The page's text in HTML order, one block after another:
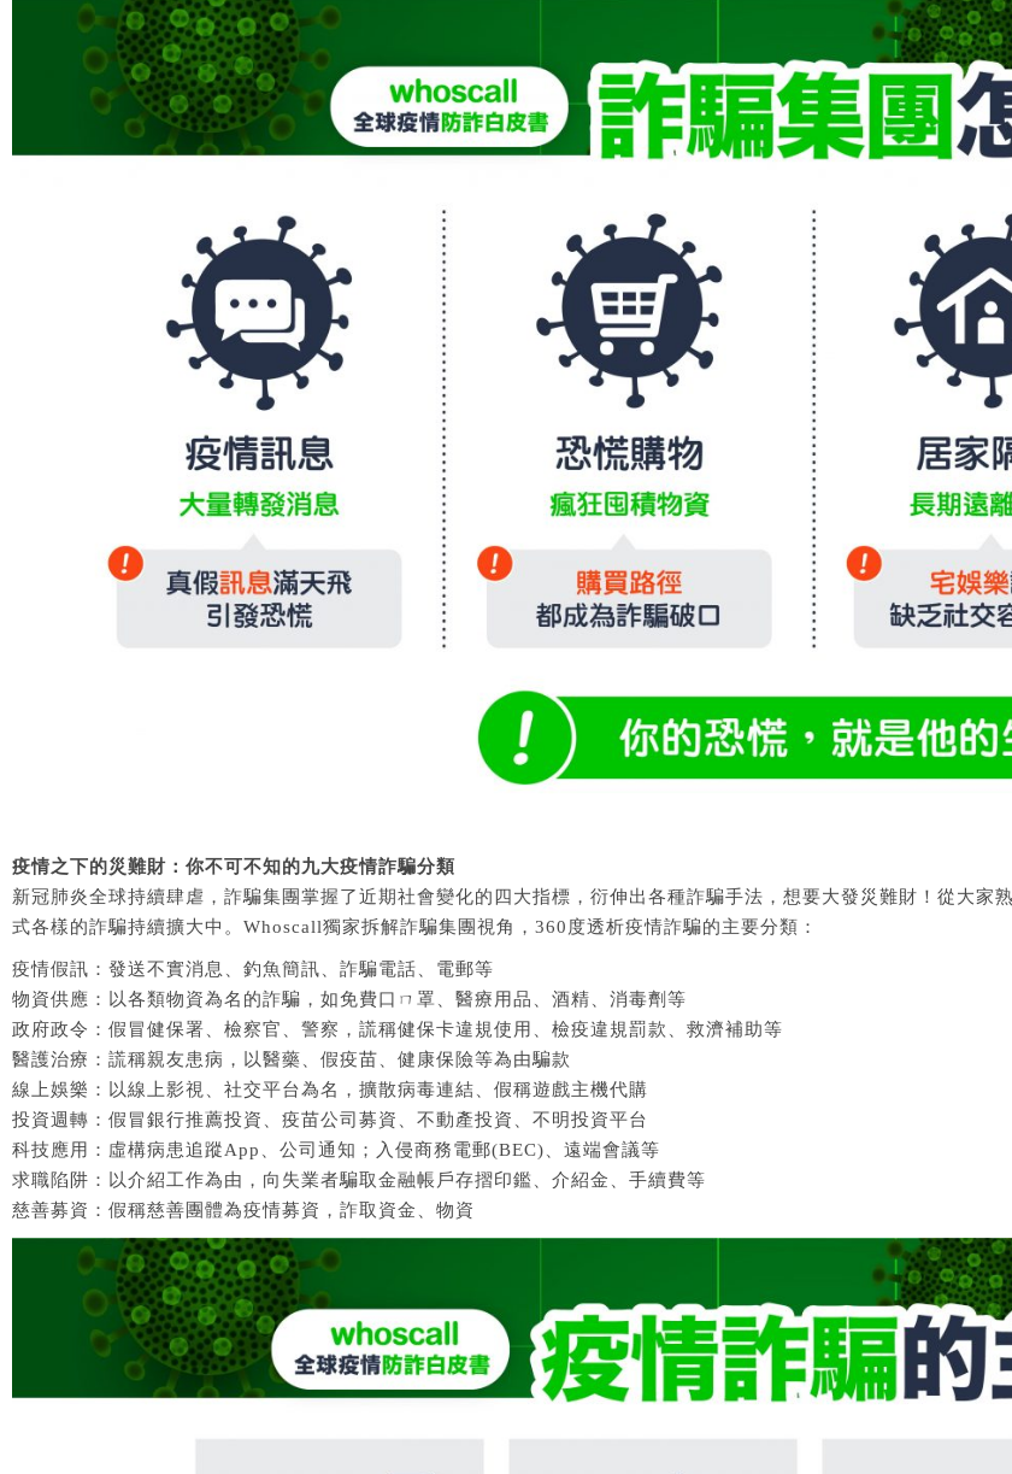
疫情之下的災難財：你不可不知的九大疫情詐騙分類
新冠肺炎全球持續肆虐，詐騙集團掌握了近期社會變化的四大指標，衍伸出各種詐騙手法，想要大發災難財！從大家
式各樣的詐騙持續擴大中。Whoscall獨家拆解詐騙集團視角，360度透析疫情詐騙的主要分類：
疫情假訊：發送不實消息、釣魚簡訊、詐騙電話、電郵等
物資供應：以各類物資為名的詐騙，如免費口ㄇ罩、醫療用品、酒精、消毒劑等
政府政令：假冒健保署、檢察官、警察，謊稱健保卡違規使用、檢疫違規罰款、救濟補助等
醫護治療：謊稱親友患病，以醫藥、假疫苗、健康保險等為由騙款
線上娛樂：以線上影視、社交平台為名，擴散病毒連結、假稱遊戲主機代購
投資週轉：假冒銀行推薦投資、疫苗公司募資、不動產投資、不明投資平台
科技應用：虛構病患追蹤App、公司通知；入侵商務電郵(BEC)、遠端會議等
求職陷阱：以介紹工作為由，向失業者騙取金融帳戶存摺印鑑、介紹金、手續費等
慈善募資：假稱慈善團體為疫情募資，詐取資金、物資